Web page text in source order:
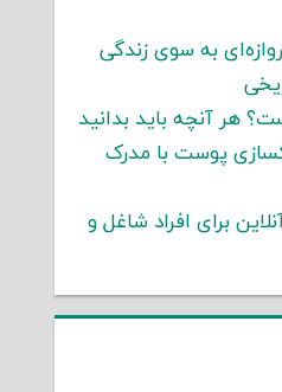
به سوی زندگی
هر آنچه باید بدانید
پوست با مدرک
برای افراد شاغل و